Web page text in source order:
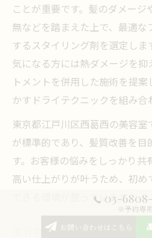
ことが重要です。髪のダメー
無などを踏まえた上で、最適な
するスタイリング剤を選定し
気になる方には熱ダメージを
トメントを併用した施術を提
かすドライテクニックを組み合
東京都江戸川区西葛西の美容
が標準的であり、髪質改善を目
す。お客様の悩みをしっかり共
高い仕上がりが叶うため、初
できる環境が整っています。
美容室のカウンセリングで理
03-
※予約専用
お問い合わせはこちら